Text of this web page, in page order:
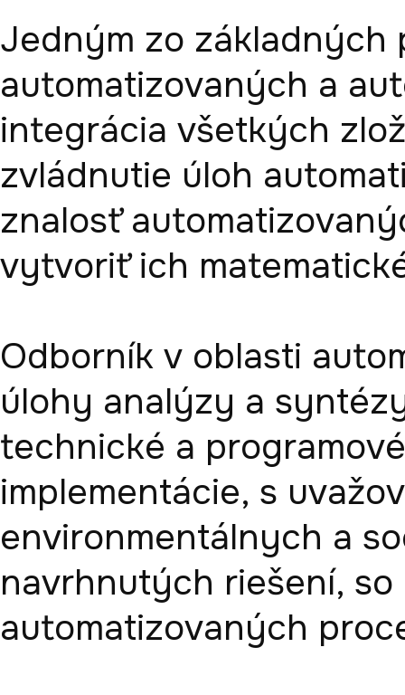
Jedným zo základných
automatizovaných a
integrácia všetkých
zvládnutie úloh
znalosť
vytvoriť ich
Odborník v oblasti
úlohy analýzy a
technické a
implementácie, s
environmentálnych a
navrhnutých riešení,
automatizovaných